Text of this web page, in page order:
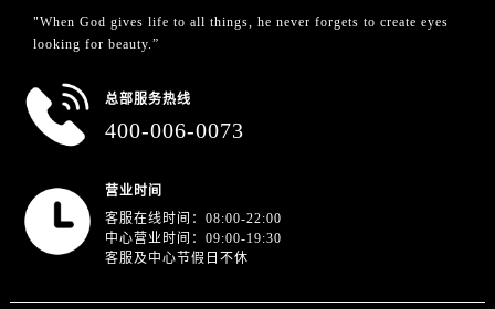
"When God gives life to all things, he never forgets to create eyes
looking for beauty.”
总部服务热线
400-006-0073
营业时间
客服在线时间：08:00-22:00
中心营业时间：09:00-19:30
客服及中心节假日不休